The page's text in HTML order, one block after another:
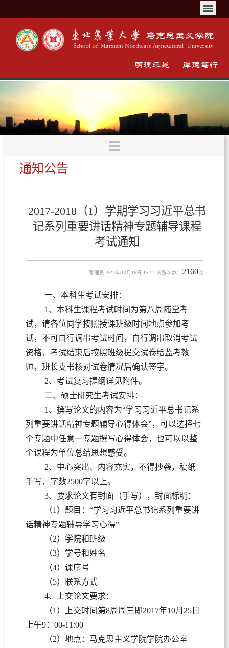
通知公告
2017-2018（1）学期学习习近平总书
记系列重要讲话精神专题辅导课程
考试通知
管理员 2017年10月16日 15:12 浏览次数： 2160次
一、本科生考试安排：
1、本科生课程考试时间为第八周随堂考
试，请各位同学按照授课班级时间地点参加考
试，不可自行调串考试时间，自行调串取消考试
资格，考试结束后按照班级提交试卷给监考教
师，班长支书核对试卷情况后确认签字。
2、考试复习提纲详见附件。
二、硕士研究生考试安排：
1、撰写论文的内容为“学习习近平总书记系
列重要讲话精神专题辅导心得体会”，可以选择七
个专题中任意一专题撰写心得体会，也可以以整
个课程为单位总结思想感受。
2、中心突出、内容充实，不得抄袭，稿纸
手写，字数2500字以上。
3、要求论文有封面（手写），封面标明：
（1）题目：“学习习近平总书记系列重要讲
话精神专题辅导学习心得”
（2）学院和班级
（3）学号和姓名
（4）课序号
（5）联系方式
4、上交论文要求：
（1）上交时间第8周周三即2017年10月25日
上午9：00-11:00
（2）地点：马克思主义学院学院办公室